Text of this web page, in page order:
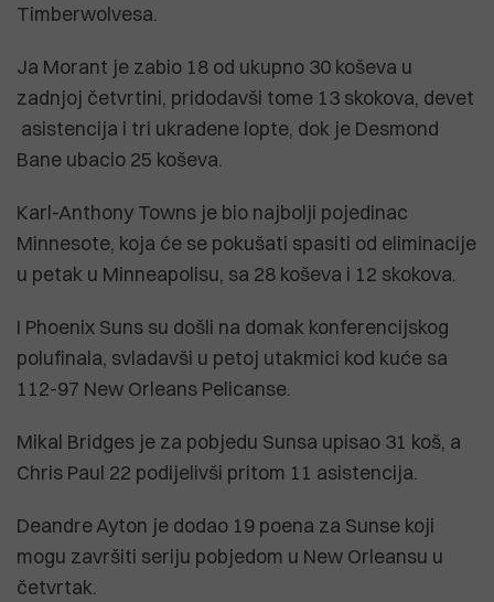
Timberwolvesa.
Ja Morant je zabio 18 od ukupno 30 koševa u
zadnjoj četvrtini, pridodavši tome 13 skokova, devet
asistencija i tri ukradene lopte, dok je Desmond
Bane ubacio 25 koševa.
Karl-Anthony Towns je bio najbolji pojedinac
Minnesote, koja će se pokušati spasiti od eliminacije
u petak u Minneapolisu, sa 28 koševa i 12 skokova.
I Phoenix Suns su došli na domak konferencijskog
polufinala, svladavši u petoj utakmici kod kuće sa
112-97 New Orleans Pelicanse.
Mikal Bridges je za pobjedu Sunsa upisao 31 koš, a
Chris Paul 22 podijelivši pritom 11 asistencija.
Deandre Ayton je dodao 19 poena za Sunse koji
mogu završiti seriju pobjedom u New Orleansu u
četvrtak.